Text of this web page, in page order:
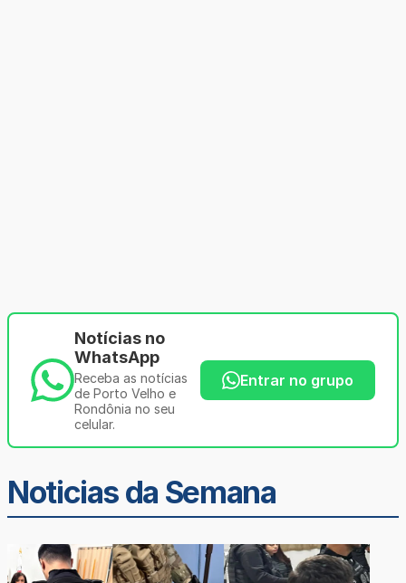
Notícias no
WhatsApp
Receba as notícias
de Porto Velho e
Rondônia no seu
celular.
Entrar no grupo
Noticias da Semana